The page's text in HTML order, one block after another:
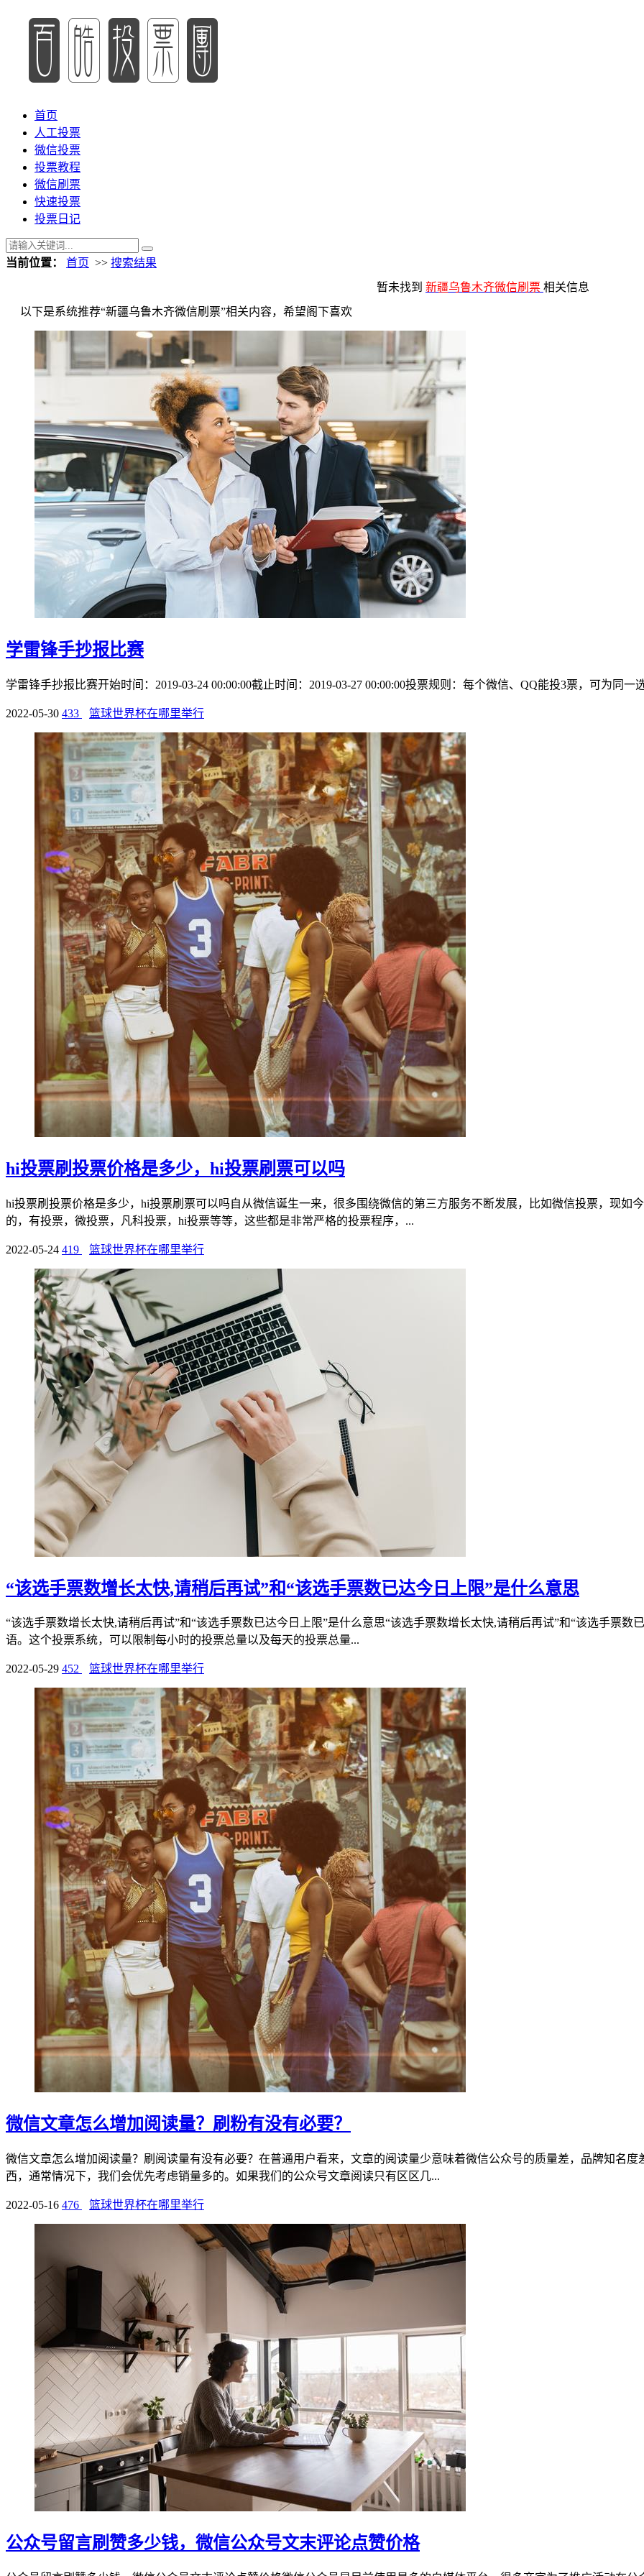
首页
人工投票
微信投票
投票教程
微信刷票
快速投票
投票日记
当前位置： 首页 >> 搜索结果
暂未找到 新疆乌鲁木齐微信刷票 相关信息
以下是系统推荐“新疆乌鲁木齐微信刷票”相关内容，希望阁下喜欢
学雷锋手抄报比赛
学雷锋手抄报比赛开始时间：2019-03-24 00:00:00截止时间：2019-03-27 00:00:00投票规则：每个微信、QQ能投3票，可为同一
2022-05-30 433 篮球世界杯在哪里举行
hi投票刷投票价格是多少，hi投票刷票可以吗
hi投票刷投票价格是多少，hi投票刷票可以吗自从微信诞生一来，很多围绕微信的第三方服务不断发展，比如微信投票，现如
的，有投票，微投票，凡科投票，hi投票等等，这些都是非常严格的投票程序，...
2022-05-24 419 篮球世界杯在哪里举行
“该选手票数增长太快,请稍后再试”和“该选手票数已达今日上限”是什么意思
“该选手票数增长太快,请稍后再试”和“该选手票数已达今日上限”是什么意思“该选手票数增长太快,请稍后再试”和“该选手票
语。这个投票系统，可以限制每小时的投票总量以及每天的投票总量...
2022-05-29 452 篮球世界杯在哪里举行
微信文章怎么增加阅读量？刷粉有没有必要？
微信文章怎么增加阅读量？刷阅读量有没有必要？在普通用户看来，文章的阅读量少意味着微信公众号的质量差，品牌知名
西，通常情况下，我们会优先考虑销量多的。如果我们的公众号文章阅读只有区区几...
2022-05-16 476 篮球世界杯在哪里举行
公众号留言刷赞多少钱，微信公众号文末评论点赞价格